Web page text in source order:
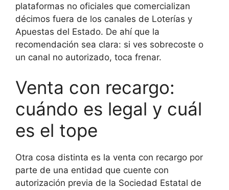
plataformas no oficiales que comercializan
décimos fuera de los canales de Loterías y
Apuestas del Estado. De ahí que la
recomendación sea clara: si ves sobrecoste o
un canal no autorizado, toca frenar.
Venta con recargo:
cuándo es legal y cuál
es el tope
Otra cosa distinta es la venta con recargo por
parte de una entidad que cuente con
autorización previa de la Sociedad Estatal de